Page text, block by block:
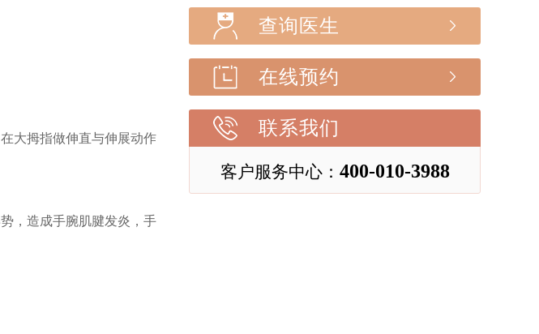
大拇指做伸直与伸展动作
，造成手腕肌腱发炎，手
查询医生
在线预约
联系我们
客户服务中心： 400-010-3988